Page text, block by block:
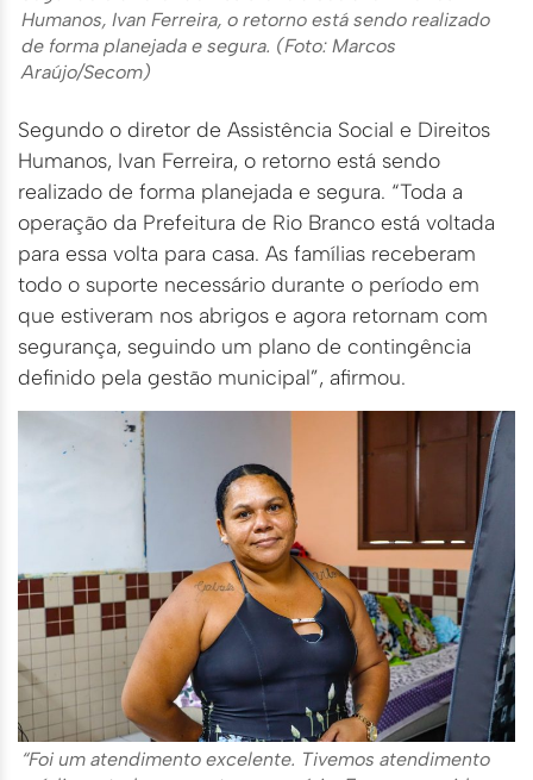
Humanos, Ivan Ferreira, o retorno está sendo realizado
de forma planejada e segura. (Foto: Marcos
Araújo/Secom)
Segundo o diretor de Assistência Social e Direitos
Humanos, Ivan Ferreira, o retorno está sendo
realizado de forma planejada e segura. “Toda a
operação da Prefeitura de Rio Branco está voltada
para essa volta para casa. As famílias receberam
todo o suporte necessário durante o período em
que estiveram nos abrigos e agora retornam com
segurança, seguindo um plano de contingência
definido pela gestão municipal”, afirmou.
“Foi um atendimento excelente. Tivemos atendimento